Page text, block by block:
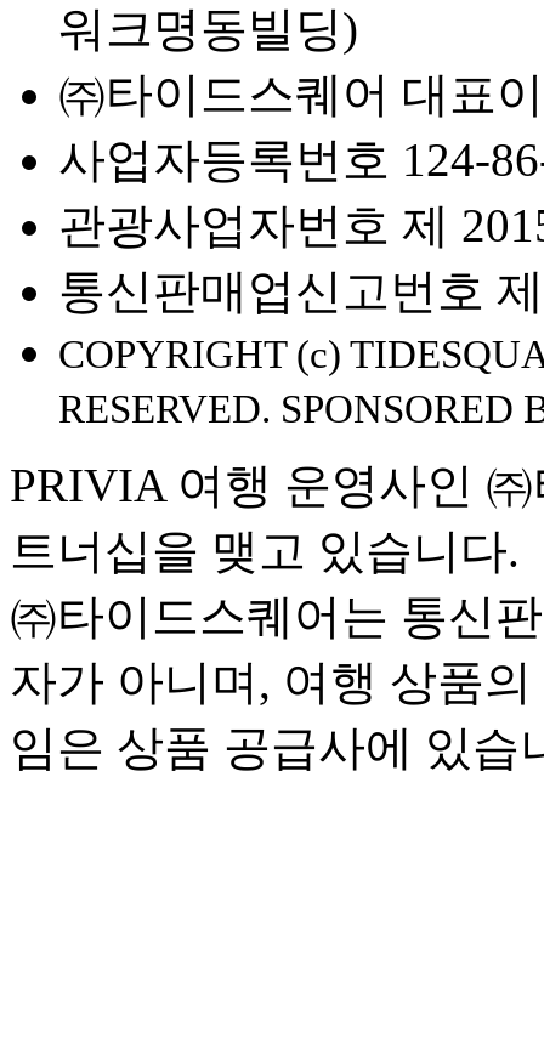
워크명동빌딩)
㈜타이드스퀘어 대표
사업자등록번호 124-
관광사업자번호 제
통신판매업신고번호
COPYRIGHT (c)
RESERVED.
PRIVIA 여행 운영사인
트너십을 맺고 있습니다.
㈜타이드스퀘어는 통신
자가 아니며, 여행 상품
임은 상품 공급사에 있습